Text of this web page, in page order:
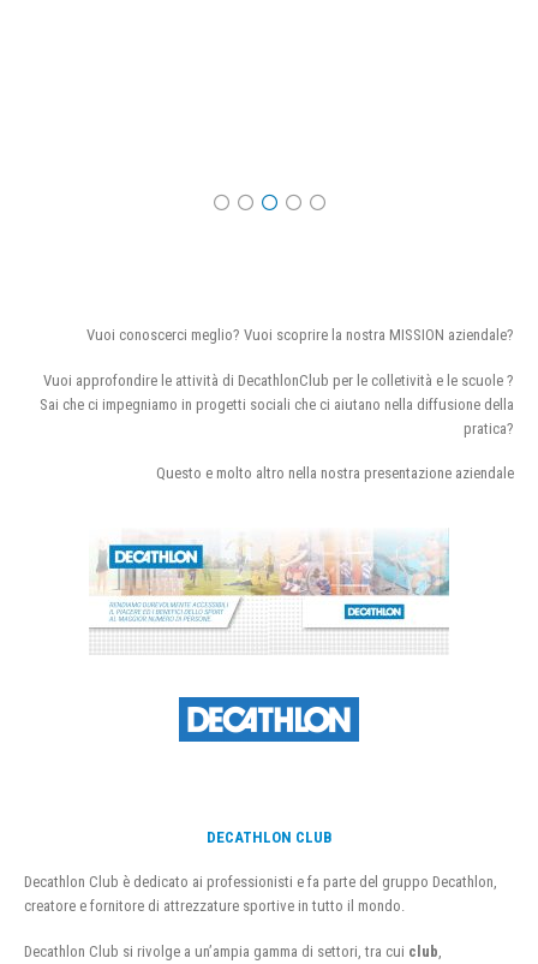
Vuoi conoscerci meglio? Vuoi scoprire la nostra MISSION aziendale?
Vuoi approfondire le attività di DecathlonClub per le colletività e le scuole ?
Sai che ci impegniamo in progetti sociali che ci aiutano nella diffusione della
pratica?
Questo e molto altro nella nostra presentazione aziendale
DECATHLON CLUB
Decathlon Club è dedicato ai professionisti e fa parte del gruppo Decathlon,
creatore e fornitore di attrezzature sportive in tutto il mondo.
Decathlon Club si rivolge a un’ampia gamma di settori, tra cui club